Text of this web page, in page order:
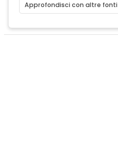
Approfondisci con altre fonti